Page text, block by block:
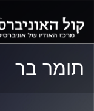
התפריט
הראשי
התוכן
הראשי
תומר בר